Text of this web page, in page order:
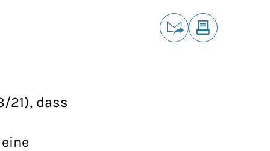
21), dass